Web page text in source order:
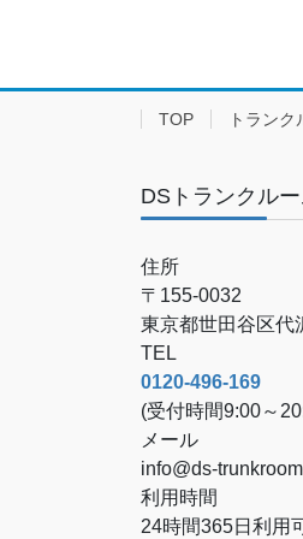
TOP トランク
DSトランクル
住所
〒155-0032
東京都世田谷区代
TEL
0120-496-169
(受付時間9:00～
メール
info@ds-
利用時間
24時間365日利用